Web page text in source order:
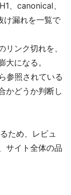
、canonical、
け漏れを一覧で
ンク切れを、
になる。
参照されている
かどうか判断し
ため、レビュ
サイト全体の品